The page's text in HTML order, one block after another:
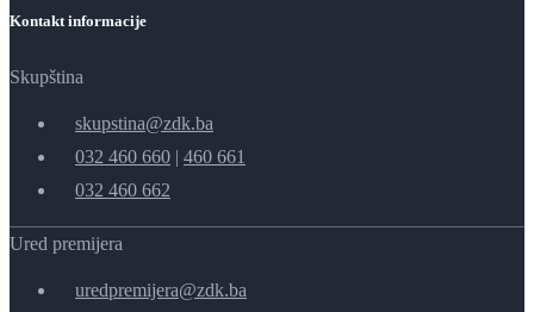
Kontakt informacije
Skupština
skupstina@zdk.ba
032 460 660 | 460 661
032 460 662
Ured premijera
uredpremijera@zdk.ba